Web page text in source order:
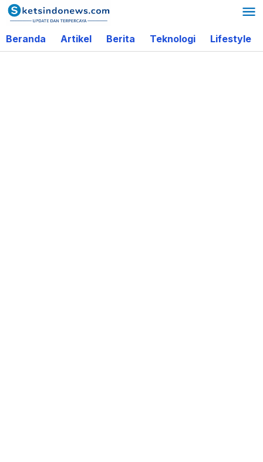
Lewati
ke
konten
Beranda Artikel Berita Teknologi Lifestyle